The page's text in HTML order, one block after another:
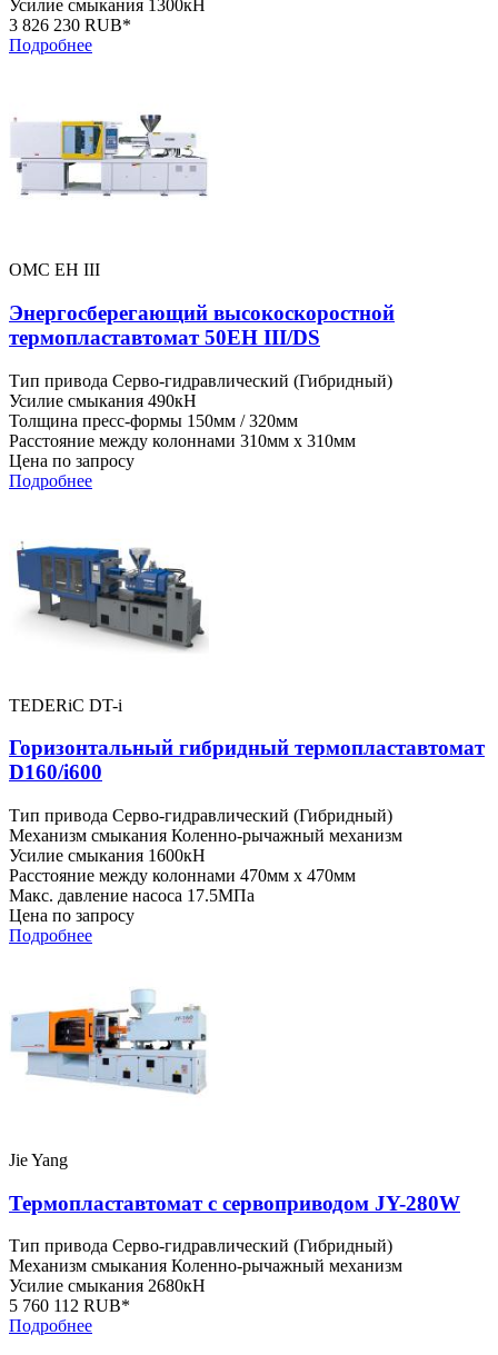
Усилие смыкания 1300кН
3 826 230 RUB*
Подробнее
OMC EH III
Энергосберегающий высокоскоростной
термопластавтомат 50EH III/DS
Тип привода Серво-гидравлический (Гибридный)
Усилие смыкания 490кН
Толщина пресс-формы 150мм / 320мм
Расстояние между колоннами 310мм x 310мм
Цена по запросу
Подробнее
TEDERiC DT-i
Горизонтальный гибридный термопластавтомат
D160/i600
Тип привода Серво-гидравлический (Гибридный)
Механизм смыкания Коленно-рычажный механизм
Усилие смыкания 1600кН
Расстояние между колоннами 470мм x 470мм
Макс. давление насоса 17.5МПа
Цена по запросу
Подробнее
Jie Yang
Термопластавтомат с сервоприводом JY-280W
Тип привода Серво-гидравлический (Гибридный)
Механизм смыкания Коленно-рычажный механизм
Усилие смыкания 2680кН
5 760 112 RUB*
Подробнее